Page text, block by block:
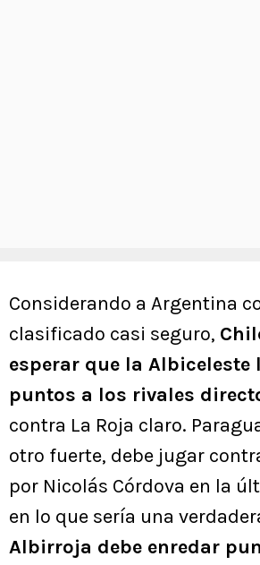
Considerando a Argentina
clasificado casi seguro,
esperar que la Albiceleste
puntos a los rivales
contra La Roja claro.
otro fuerte, debe jugar
por Nicolás Córdova en la
en lo que sería una
Albirroja debe enredar